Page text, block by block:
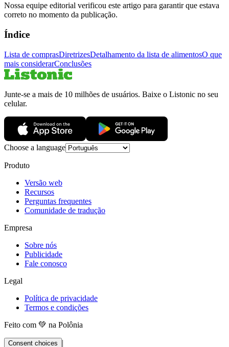
Nossa equipe editorial verificou este artigo para garantir que estava
correto no momento da publicação.
Índice
Lista de comprasDiretrizesDetalhamento da lista de alimentosO que
mais considerarConclusões
Junte-se a mais de 10 milhões de usuários. Baixe o Listonic no seu
celular.
Choose a language
Produto
Versão web
Recursos
Perguntas frequentes
Comunidade de tradução
Empresa
Sobre nós
Publicidade
Fale conosco
Legal
Política de privacidade
Termos e condições
Feito com 💚 na Polônia
Consent choices |